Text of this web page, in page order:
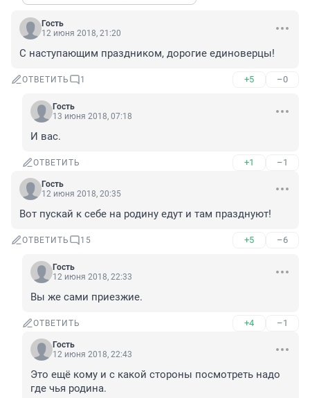
Гость
12 июня 2018, 21:20
С наступающим праздником, дорогие единоверцы!
ОТВЕТИТЬ 1 +5 –0
Гость
13 июня 2018, 07:18
И вас.
ОТВЕТИТЬ +1 –1
Гость
12 июня 2018, 20:35
Вот пускай к себе на родину едут и там празднуют!
ОТВЕТИТЬ 15 +5 –6
Гость
12 июня 2018, 22:33
Вы же сами приезжие.
ОТВЕТИТЬ +4 –1
Гость
12 июня 2018, 22:43
Это ещё кому и с какой стороны посмотреть надо
где чья родина.